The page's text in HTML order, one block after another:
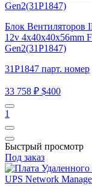
Блок Вентиляторов
12v 4x40x40x56mm
Gen2(31P1847)
31P1847 парт. номер
33 758 ₽ $400
1
Быстрый просмотр
Под заказ